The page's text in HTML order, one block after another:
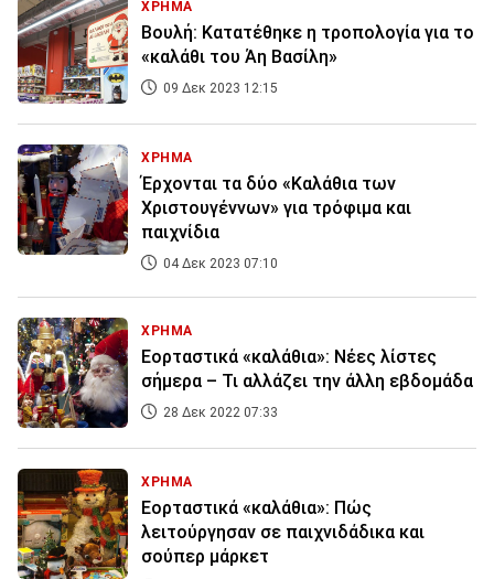
ΧΡΗΜΑ
Βουλή: Κατατέθηκε η τροπολογία για το
«καλάθι του Άη Βασίλη»
09 Δεκ 2023 12:15
ΧΡΗΜΑ
Έρχονται τα δύο «Καλάθια των
Χριστουγέννων» για τρόφιμα και
παιχνίδια
04 Δεκ 2023 07:10
ΧΡΗΜΑ
Eορταστικά «καλάθια»: Νέες λίστες
σήμερα – Τι αλλάζει την άλλη εβδομάδα
28 Δεκ 2022 07:33
ΧΡΗΜΑ
Εορταστικά «καλάθια»: Πώς
λειτούργησαν σε παιχνιδάδικα και
σούπερ μάρκετ